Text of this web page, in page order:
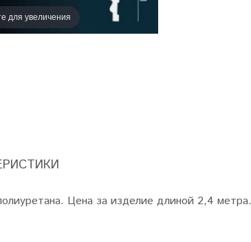
для увеличения
Цена за изделие длиной 2,4 метра.